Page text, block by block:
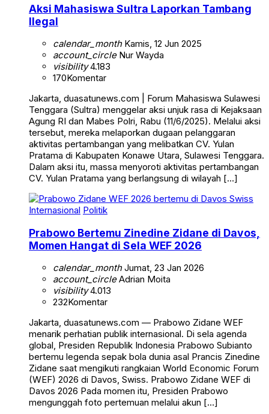
Aksi Mahasiswa Sultra Laporkan Tambang
Ilegal
calendar_monthKamis, 12 Jun 2025
account_circleNur Wayda
visibility4.183
170Komentar
Jakarta, duasatunews.com | Forum Mahasiswa Sulawesi
Tenggara (Sultra) menggelar aksi unjuk rasa di Kejaksaan
Agung RI dan Mabes Polri, Rabu (11/6/2025). Melalui aksi
tersebut, mereka melaporkan dugaan pelanggaran
aktivitas pertambangan yang melibatkan CV. Yulan
Pratama di Kabupaten Konawe Utara, Sulawesi Tenggara.
Dalam aksi itu, massa menyoroti aktivitas pertambangan
CV. Yulan Pratama yang berlangsung di wilayah […]
Internasional Politik
Prabowo Bertemu Zinedine Zidane di Davos,
Momen Hangat di Sela WEF 2026
calendar_monthJumat, 23 Jan 2026
account_circleAdrian Moita
visibility4.013
232Komentar
Jakarta, duasatunews.com — Prabowo Zidane WEF
menarik perhatian publik internasional. Di sela agenda
global, Presiden Republik Indonesia Prabowo Subianto
bertemu legenda sepak bola dunia asal Prancis Zinedine
Zidane saat mengikuti rangkaian World Economic Forum
(WEF) 2026 di Davos, Swiss. Prabowo Zidane WEF di
Davos 2026 Pada momen itu, Presiden Prabowo
mengunggah foto pertemuan melalui akun […]